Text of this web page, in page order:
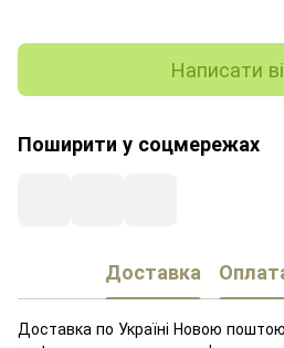
Написати
Поширити у соцмережах
Доставка
Доставка по Україні Новою